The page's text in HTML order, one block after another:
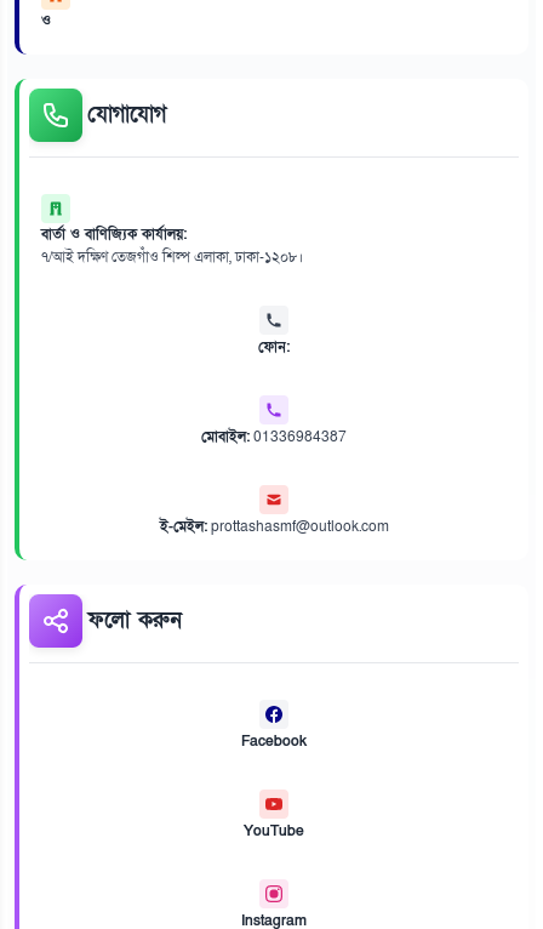
ও
যোগাযোগ
বার্তা ও বাণিজ্যিক কার্যালয়:
৭/আই দক্ষিণ তেজগাঁও শিল্প এলাকা, ঢাকা-১২০৮।
ফোন:
মোবাইল:01336984387
ই-মেইল:prottashasmf@outlook.com
ফলো করুন
Facebook
YouTube
Instagram